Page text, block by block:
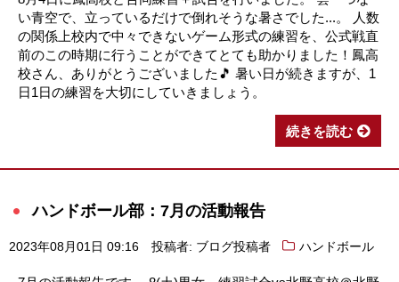
い青空で、立っているだけで倒れそうな暑さでした...。 人数
の関係上校内で中々できないゲーム形式の練習を、公式戦直
前のこの時期に行うことができてとても助かりました！鳳高
校さん、ありがとうございました🎵 暑い日が続きますが、1
日1日の練習を大切にしていきましょう。
続きを読む
ハンドボール部：7月の活動報告
2023年08月01日 09:16 投稿者: ブログ投稿者 ハンドボール